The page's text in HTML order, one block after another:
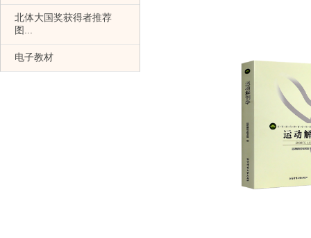
北体大国奖获得者推荐
图...
电子教材